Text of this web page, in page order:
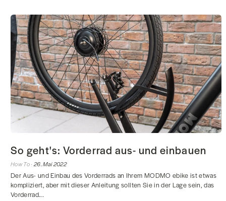
So geht's: Vorderrad aus- und einbauen
How To · 26. Mai 2022
Der Aus- und Einbau des Vorderrads an Ihrem MODMO ebike ist etwas
kompliziert, aber mit dieser Anleitung sollten Sie in der Lage sein, das
Vorderrad...